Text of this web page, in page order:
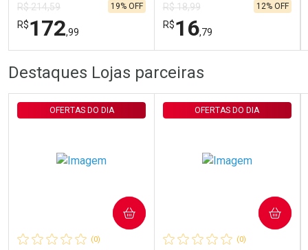
R$ 214,59
R$172,99
19% OFF
FECHAR
Laboratório
FECHAR
Por Menos
R$ 18,99
R$16,79
12% OFF
Destaques Lojas parceiras
(0)
OFERTAS DO DIA
COMPRAR
(0)
OFERTAS DO DIA
COMPRAR